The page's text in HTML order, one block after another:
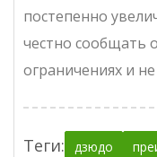
постепенно
честно сообщать
ограничениях и
Теги: дзюдо